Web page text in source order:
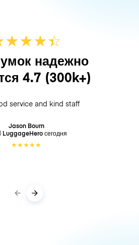
★★★☆
★
надежно
4.7 (300k+)
service and kind staff
Jason Bourn
LuggageHeroсегодня
★★★★★